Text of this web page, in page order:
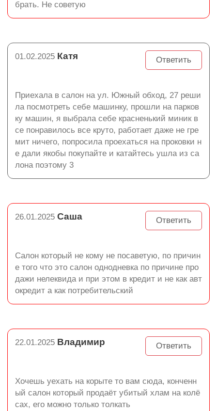
брать. Не советую
Ответить
01.02.2025 Катя
Приехала в салон на ул. Южный обход, 27 реши
ла посмотреть себе машинку, прошли на парков
ку машин, я выбрала себе красненький миник в
се понравилось все круто, работает даже не гре
мит ничего, попросила проехаться на проковки н
е дали якобы покупайте и катайтесь ушла из са
лона поэтому 3
Ответить
26.01.2025 Саша
Салон который не кому не посаветую, по причин
е того что это салон однодневка по причине про
дажи нелеквида и при этом в кредит и не как авт
окредит а как потребительский
Ответить
22.01.2025 Владимир
Хочешь уехать на корыте то вам сюда, конченн
ый салон который продаёт убитый хлам на колё
сах, его можно только толкать